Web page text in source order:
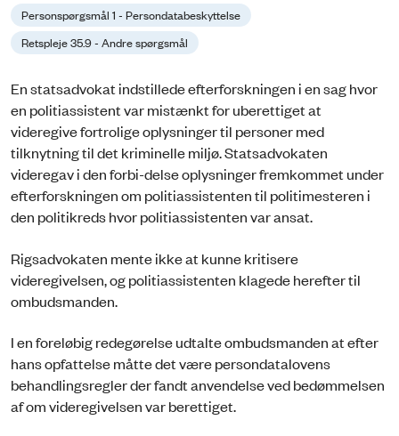
Personspørgsmål 1 - Persondatabeskyttelse
Retspleje 35.9 - Andre spørgsmål
En statsadvokat indstillede efterforskningen i en sag hvor
en politiassistent var mistænkt for uberettiget at
videregive fortrolige oplysninger til personer med
tilknytning til det kriminelle miljø. Statsadvokaten
videregav i den forbi-delse oplysninger fremkommet under
efterforskningen om politiassistenten til politimesteren i
den politikreds hvor politiassistenten var ansat.
Rigsadvokaten mente ikke at kunne kritisere
videregivelsen, og politiassistenten klagede herefter til
ombudsmanden.
I en foreløbig redegørelse udtalte ombudsmanden at efter
hans opfattelse måtte det være persondatalovens
behandlingsregler der fandt anvendelse ved bedømmelsen
af om videregivelsen var berettiget.